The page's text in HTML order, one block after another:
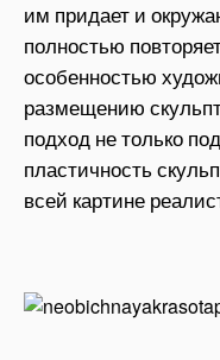
им придает и
полностью
особенностью
размещению
подход не только
пластичность
всей картине